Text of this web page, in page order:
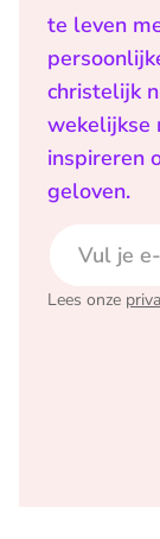
te leven
christelijk
wekelijkse
inspireren
geloven.
Lees onze